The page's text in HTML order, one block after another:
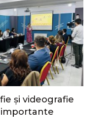
și videografie